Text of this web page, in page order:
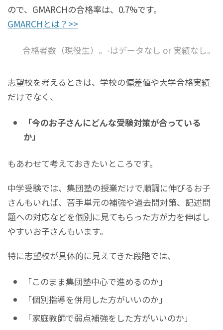
ので、GMARCHの合格率は、0.7%です。
GMARCHとは？>>
合格者数（現役生）。-はデータなし or 実績なし。
志望校を考えるときは、学校の偏差値や大学合格実績
だけでなく、
「今のお子さんにどんな受験対策が合っている
か」
もあわせて考えておきたいところです。
中学受験では、集団塾の授業だけで順調に伸びるお子
さんもいれば、苦手単元の補強や過去問対策、記述問
題への対応などを個別に見てもらった方が力を伸ばし
やすいお子さんもいます。
特に志望校が具体的に見えてきた段階では、
「このまま集団塾中心で進めるのか」
「個別指導を併用した方がいいのか」
「家庭教師で弱点補強をした方がいいのか」